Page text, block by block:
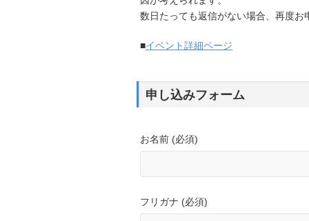
数日たっても返信がない場合、再度
■イベント詳細ページ
申し込みフォーム
お名前 (必須)
フリガナ (必須)